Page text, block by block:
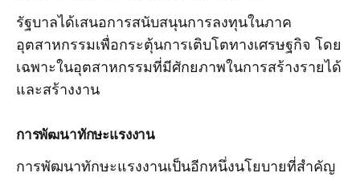
รัฐบาลได้เสนอการสนับสนุนการลงทุนในภาค
อุตสาหกรรมเพื่อกระตุ้นการเติบโตทางเศรษฐกิจ โดย
เฉพาะในอุตสาหกรรมที่มีศักยภาพในการสร้างรายได้
และสร้างงาน
การพัฒนาทักษะแรงงาน
การพัฒนาทักษะแรงงานเป็นอีกหนึ่งนโยบายที่สำคัญ